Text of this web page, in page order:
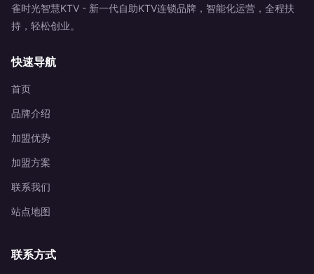
雀时光智慧KTV - 新一代自助KTV连锁品牌，智能化运营，全程扶
持，轻松创业。
快速导航
首页
品牌介绍
加盟优势
加盟方案
联系我们
站点地图
联系方式